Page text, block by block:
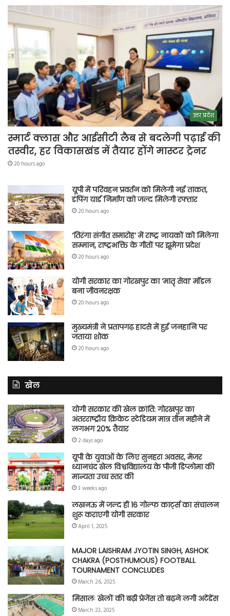
उत्तर प्रदेश
स्मार्ट क्लास और आईसीटी लैब से बदलेगी पढ़ाई की
तस्वीर, हर विकासखंड में तैयार होंगे मास्टर ट्रेनर
20 hours ago
यूपी में परिवहन प्रवर्तन को मिलेगी नई ताकत,
डंपिंग यार्ड निर्माण को जल्द मिलेगी रफ्तार
20 hours ago
‘तिरंगा संगीत समारोह’ में राष्ट्र नायकों को मिलेगा
सम्मान, राष्ट्रभक्ति के गीतों पर झूमेगा प्रदेश
20 hours ago
योगी सरकार का गोरखपुर का ‘मातृ सेवा’ मॉडल
बना जीवनरक्षक
20 hours ago
मुख्यमंत्री ने प्रतापगढ़ हादसे में हुई जनहानि पर
जताया शोक
20 hours ago
खेल
योगी सरकार की खेल क्रांति: गोरखपुर का
अंतरराष्ट्रीय क्रिकेट स्टेडियम मात्र तीन महीने में
लगभग 20% तैयार
2 days ago
यूपी के युवाओं के लिए सुनहरा अवसर, मेजर
ध्यानचंद खेल विश्वविद्यालय के पीजी डिप्लोमा की
मान्यता उच्च स्तर की
3 weeks ago
लखनऊ में जल्द ही 16 गोल्फ कार्ट्स का संचालन
शुरू कराएगी योगी सरकार
April 1, 2025
MAJOR LAISHRAM JYOTIN SINGH, ASHOK
CHAKRA (POSTHUMOUS) FOOTBALL
TOURNAMENT CONCLUDES
March 26, 2025
मिसालः खेलों की बढ़ी प्रेजेंस तो बढ़ने लगी अटेंडेंस
March 23, 2025